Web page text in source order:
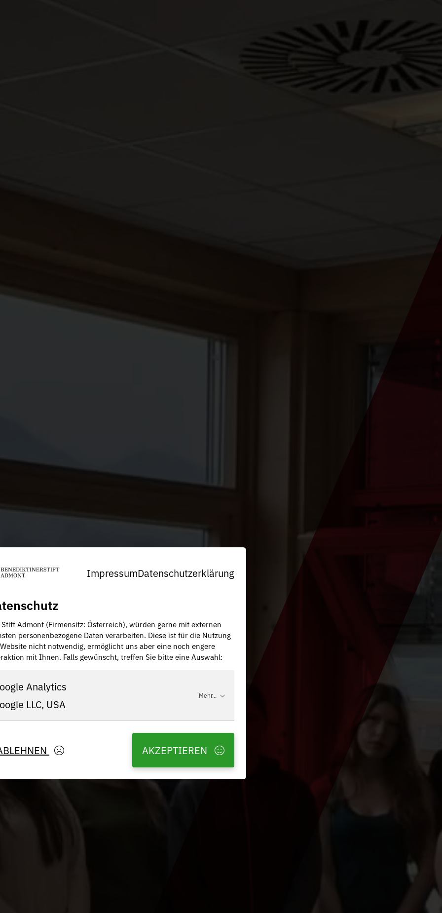
ImpressumDatenschutzerklärung
Stift Admont (Firmensitz: Österreich), würden gerne mit externen
personenbezogene Daten verarbeiten. Diese ist für die Nutzung
nicht notwendig, ermöglicht uns aber eine noch engere
mit Ihnen. Falls gewünscht, treffen Sie bitte eine Auswahl:
Analytics
LLC, USA
Mehr...
AKZEPTIEREN